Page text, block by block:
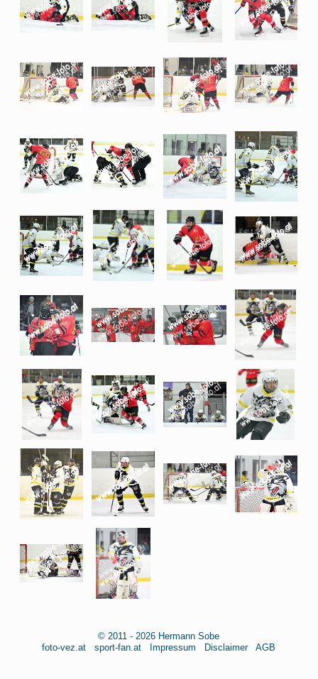
© 2011 - 2026 Hermann Sobe
foto-vez.at
sport-fan.at Impressum Disclaimer AGB